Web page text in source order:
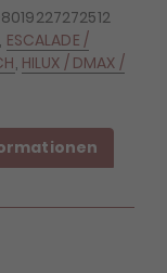
, ESCALADE /
, HILUX / DMAX /